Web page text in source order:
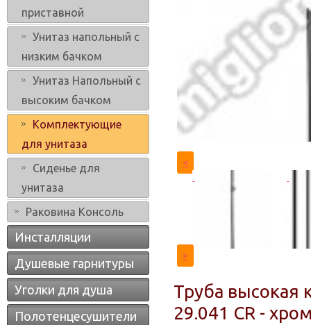
приставной
Унитаз напольный с
низким бачком
Унитаз Напольный с
высоким бачком
Комплектующие
для унитаза
Сиденье для
унитаза
Раковина Консоль
Инсталляции
Душевые гарнитуры
Уголки для душа
Полотенцесушители
<
>
Труба высокая
29.041 CR -